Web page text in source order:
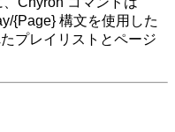
{Page} 構文を使用した
プレイリストとページ